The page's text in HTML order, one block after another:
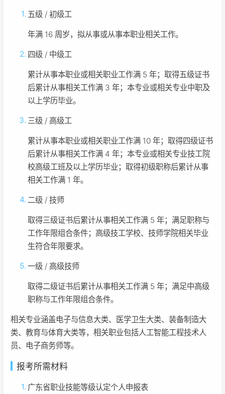
五级 / 初级工
年满 16 周岁，拟从事或从事本职业相关工作。
四级 / 中级工
累计从事本职业或相关职业工作满 5 年；取得五级证书
后累计从事相关工作满 3 年；本专业或相关专业中职及
以上学历毕业。
三级 / 高级工
累计从事本职业或相关职业工作满 10 年；取得四级证书
后累计从事相关工作满 4 年；本专业或相关专业技工院
校高级工班及以上学历毕业；取得初级职称后累计从事
相关工作满 1 年。
二级 / 技师
取得三级证书后累计从事相关工作满 5 年；满足职称与
工作年限组合条件；高级技工学校、技师学院相关毕业
生符合年限要求。
一级 / 高级技师
取得二级证书后累计从事相关工作满 5 年；满足中高级
职称与工作年限组合条件。
相关专业涵盖电子与信息大类、医学卫生大类、装备制造大
类、教育与体育大类等，相关职业包括人工智能工程技术人
员、电子商务师等。
报考所需材料
广东省职业技能等级认定个人申报表